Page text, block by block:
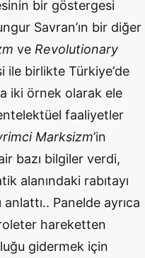
bir göstergesi
Savran’ın bir diğer
ve Revolutionary
ile birlikte Türkiye’de
iki örnek olarak ele
faaliyetler
Marksizm’in
bazı bilgiler verdi,
alanındaki rabıtayı
anlattı.. Panelde ayrıca
hareketten
gidermek için